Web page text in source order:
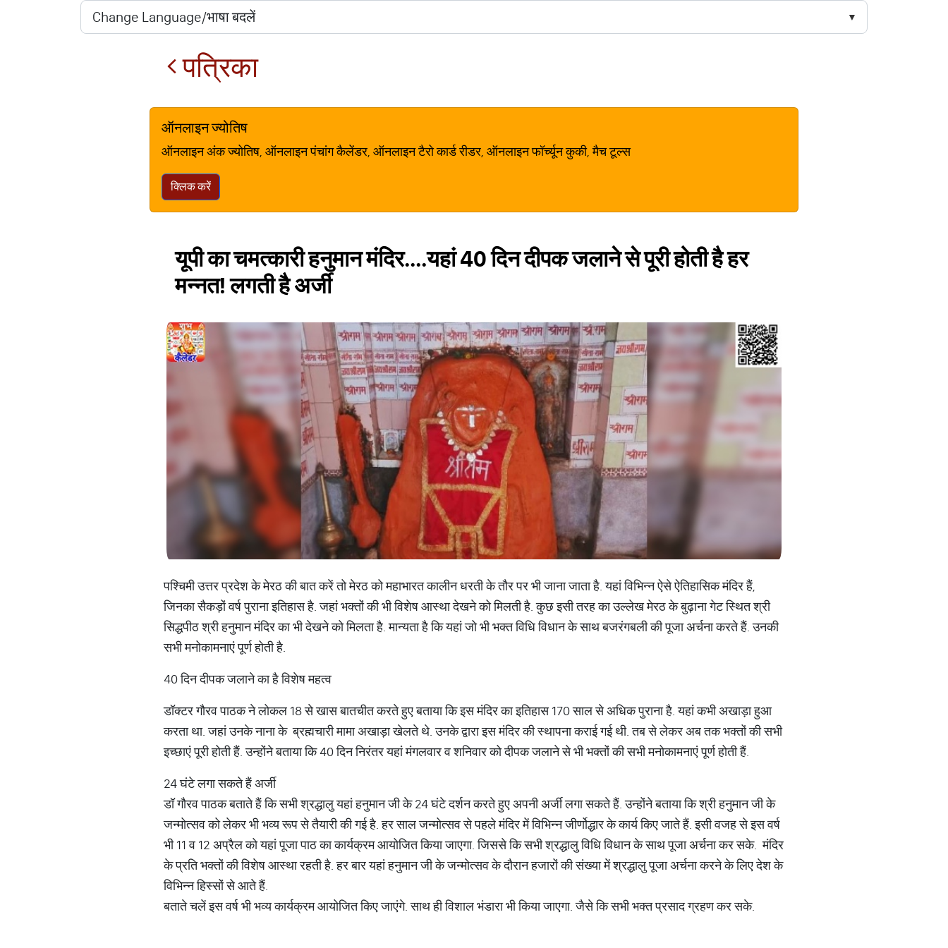
पत्रिका
ऑनलाइन ज्योतिष
ऑनलाइन अंक ज्योतिष, ऑनलाइन पंचांग कैलेंडर, ऑनलाइन टैरो कार्ड रीडर, ऑनलाइन फॉर्च्यून कुकी, मैच टूल्स
क्लिक करें
यूपी का चमत्कारी हनुमान मंदिर....यहां 40 दिन दीपक जलाने से पूरी होती है हर
मन्नत! लगती है अर्जी
पश्चिमी उत्तर प्रदेश के मेरठ की बात करें तो मेरठ को महाभारत कालीन धरती के तौर पर भी जाना जाता है. यहां विभिन्न ऐसे ऐतिहासिक मंदिर हैं,
जिनका सैकड़ों वर्ष पुराना इतिहास है. जहां भक्तों की भी विशेष आस्था देखने को मिलती है. कुछ इसी तरह का उल्लेख मेरठ के बुढ़ाना गेट स्थित श्री
सिद्धपीठ श्री हनुमान मंदिर का भी देखने को मिलता है. मान्यता है कि यहां जो भी भक्त विधि विधान के साथ बजरंगबली की पूजा अर्चना करते हैं. उनकी
सभी मनोकामनाएं पूर्ण होती है.
40 दिन दीपक जलाने का है विशेष महत्व
डॉक्टर गौरव पाठक ने लोकल 18 से खास बातचीत करते हुए बताया कि इस मंदिर का इतिहास 170 साल से अधिक पुराना है. यहां कभी अखाड़ा हुआ
करता था. जहां उनके नाना के ब्रह्मचारी मामा अखाड़ा खेलते थे. उनके द्वारा इस मंदिर की स्थापना कराई गई थी. तब से लेकर अब तक भक्तों की सभी
इच्छाएं पूरी होती हैं. उन्होंने बताया कि 40 दिन निरंतर यहां मंगलवार व शनिवार को दीपक जलाने से भी भक्तों की सभी मनोकामनाएं पूर्ण होती हैं.
24 घंटे लगा सकते हैं अर्जी
डॉ गौरव पाठक बताते हैं कि सभी श्रद्धालु यहां हनुमान जी के 24 घंटे दर्शन करते हुए अपनी अर्जी लगा सकते हैं. उन्होंने बताया कि श्री हनुमान जी के
जन्मोत्सव को लेकर भी भव्य रूप से तैयारी की गई है. हर साल जन्मोत्सव से पहले मंदिर में विभिन्न जीर्णोद्धार के कार्य किए जाते हैं. इसी वजह से इस वर्ष
भी 11 व 12 अप्रैल को यहां पूजा पाठ का कार्यक्रम आयोजित किया जाएगा. जिससे कि सभी श्रद्धालु विधि विधान के साथ पूजा अर्चना कर सके. मंदिर
के प्रति भक्तों की विशेष आस्था रहती है. हर बार यहां हनुमान जी के जन्मोत्सव के दौरान हजारों की संख्या में श्रद्धालु पूजा अर्चना करने के लिए देश के
विभिन्न हिस्सों से आते हैं.
बताते चलें इस वर्ष भी भव्य कार्यक्रम आयोजित किए जाएंगे. साथ ही विशाल भंडारा भी किया जाएगा. जैसे कि सभी भक्त प्रसाद ग्रहण कर सके.